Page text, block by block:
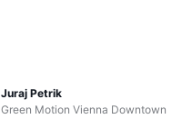
Juraj Petrik
Green Motion Vienna Downtown